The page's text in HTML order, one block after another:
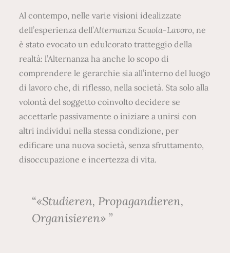
Al contempo, nelle varie visioni idealizzate
dell’esperienza dell’Alternanza Scuola-Lavoro, ne
è stato evocato un edulcorato tratteggio della
realtà: l’Alternanza ha anche lo scopo di
comprendere le gerarchie sia all’interno del luogo
di lavoro che, di riflesso, nella società. Sta solo alla
volontà del soggetto coinvolto decidere se
accettarle passivamente o iniziare a unirsi con
altri individui nella stessa condizione, per
edificare una nuova società, senza sfruttamento,
disoccupazione e incertezza di vita.
«Studieren, Propagandieren,
Organisieren»